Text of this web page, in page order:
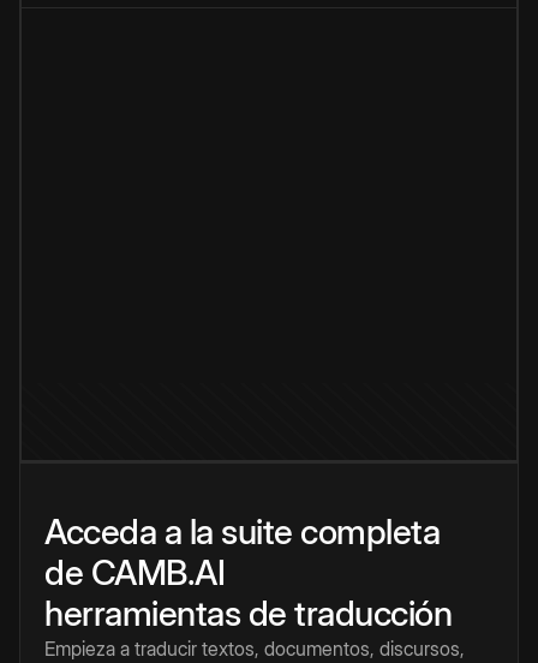
Acceda a la suite completa
de CAMB.AI
herramientas de traducción
Empieza a traducir textos, documentos, discursos,